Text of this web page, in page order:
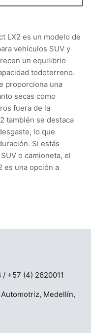
LX2 es un modelo de
vehículos SUV y
un equilibrio
todoterreno.
proporciona una
secas como
fuera de la
también se destaca
lo que
Si estás
o camioneta, el
es una opción a
/ +57 (4) 2620011
Medellín,